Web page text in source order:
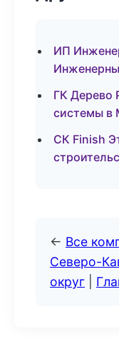
ИП
ГК Дерево
системы в
СК Finish
← Все
Северо-
округ